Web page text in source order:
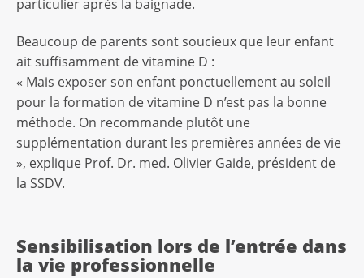
particulier après la baignade.
Beaucoup de parents sont soucieux que leur enfant
ait suffisamment de vitamine D :
« Mais exposer son enfant ponctuellement au soleil
pour la formation de vitamine D n’est pas la bonne
méthode. On recommande plutôt une
supplémentation durant les premières années de vie
», explique Prof. Dr. med. Olivier Gaide, président de
la SSDV.
Sensibilisation lors de l’entrée dans
la vie professionnelle